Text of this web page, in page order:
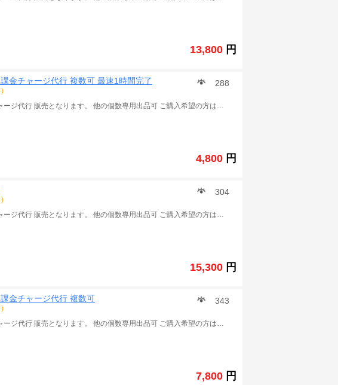
13,800 円
288
金チャージ代行 複数可 最速1時間完了
)
※この商品は 城とドラゴン の課金チャージ代行 販売となります。 他の個数専用出品可 ご購入希望の方は質問に進み一度ご連絡ください。 ※ご入金後、以下の情報をご連絡ください。 引継コード： パスワード： ユーザ名： レベル： ID： 手持ちのルビー 数： 通常は1時間～3時間以内作業完了できます。 作業の状況によって、少し遅延可能性もあります。予めご了承ください。 ★こちらは仲介業者で、チャージのソースは確定できませんため、取引後BAN、警告、回収などを受けた場合にも当方は責任を取りません。そのリスクを承知の上ご利用でお願いいたします。また、トラブル回避の為、取引完了後お早めにPASSの変更をよろしくお願いします。 ご利用をお待ちいたしております。 .
4,800 円
304
)
※この商品は 城とドラゴン の課金チャージ代行 販売となります。 他の個数専用出品可 ご購入希望の方は質問に進み一度ご連絡ください。 ※ご入金後、以下の情報をご連絡ください。 引継コード： パスワード： ユーザ名： レベル： ID： 手持ちのルビー 数： 通常は1時間～3時間以内作業完了できます。 作業の状況によって、少し遅延可能性もあります。予めご了承ください。 ★こちらは仲介業者で、チャージのソースは確定できませんため、取引後BAN、警告、回収などを受けた場合にも当方は責任を取りません。そのリスクを承知の上ご利用でお願いいたします。また、トラブル回避の為、取引完了後お早めにPASSの変更をよろしくお願いします。 ご利用をお待ちいたしております。 .
15,300 円
343
金チャージ代行 複数可
)
※この商品は 城とドラゴン の課金チャージ代行 販売となります。 他の個数専用出品可 ご購入希望の方は質問に進み一度ご連絡ください。 ※ご入金後、以下の情報をご連絡ください。 引継コード： パスワード： ユーザ名： レベル： ID： 手持ちのルビー 数： 通常は24～72 時間以内作業完了できます。 作業の状況によって、少し遅延可能性もあります。予めご了承ください。 ★こちらは仲介業者で、チャージのソースは確定できませんため、取引後BAN、警告、回収などを受けた場合にも当方は責任を取りません。そのリスクを承知の上ご利用でお願いいたします。また、トラブル回避の為、取引完了後お早めにPASSの変更をよろしくお願いします。 ご利用をお待ちいたしております。 .
7,800 円